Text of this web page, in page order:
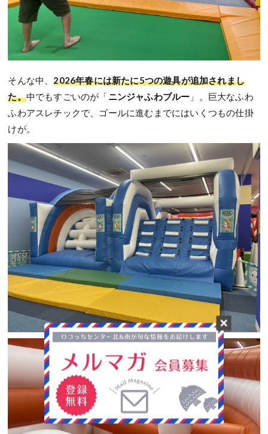
そんな中、2026年春には新たに5つの遊具が追加されまし
た。中でもすごいのが「ニンジャふわブルー 」。巨大なふわ
ふわアスレチックで、ゴールに進むまでにはいくつもの仕掛
けが。